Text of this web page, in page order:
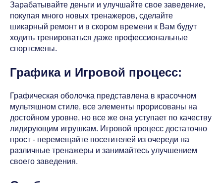
Зарабатывайте деньги и улучшайте свое заведение,
покупая много новых тренажеров, сделайте
шикарный ремонт и в скором времени к Вам будут
ходить тренироваться даже профессиональные
спортсмены.
Графика и Игровой процесс:
Графическая оболочка представлена в красочном
мультяшном стиле, все элементы прорисованы на
достойном уровне, но все же она уступает по качеству
лидирующим игрушкам. Игровой процесс достаточно
прост - перемещайте посетителей из очереди на
различные тренажеры и занимайтесь улучшением
своего заведения.